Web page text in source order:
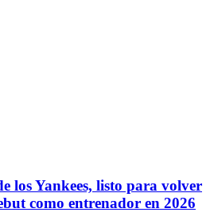
los Yankees, listo para volver
como entrenador en 2026